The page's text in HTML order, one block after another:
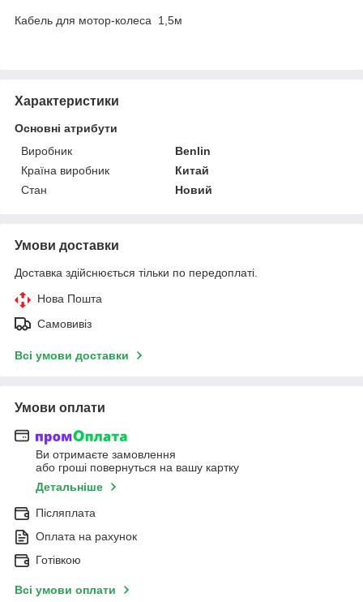
Кабель для мотор-колеса 1,5м
Характеристики
Основні атрибути
Виробник
Benlin
Країна виробник
Китай
Стан
Новий
Умови доставки
Доставка здійснюється тільки по передоплаті.
Нова Пошта
Самовивіз
Всі умови доставки
Умови оплати
Ви отримаєте замовлення
або гроші повернуться на вашу картку
Детальніше
Післяплата
Оплата на рахунок
Готівкою
Всі умови оплати